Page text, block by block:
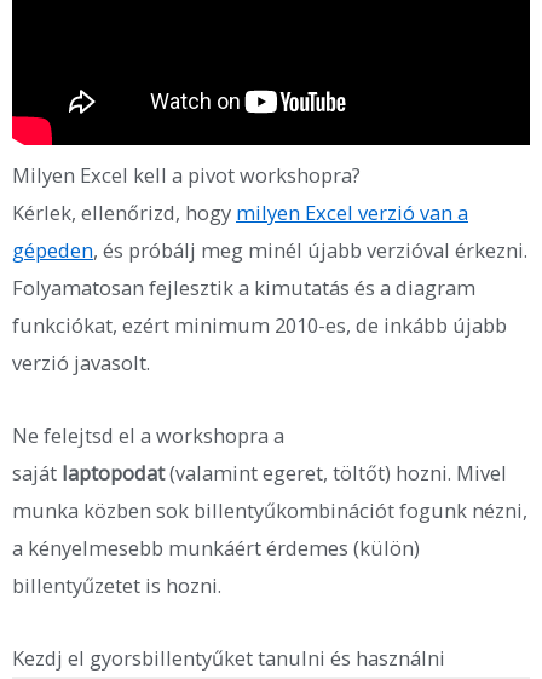
Milyen Excel kell a pivot workshopra?
Kérlek, ellenőrizd, hogy milyen Excel verzió van a
gépeden, és próbálj meg minél újabb verzióval érkezni.
Folyamatosan fejlesztik a kimutatás és a diagram
funkciókat, ezért minimum 2010-es, de inkább újabb
verzió javasolt.
Ne felejtsd el a workshopra a
saját laptopodat(valamint egeret, töltőt) hozni. Mivel
munka közben sok billentyűkombinációt fogunk nézni,
a kényelmesebb munkáért érdemes (külön)
billentyűzetet is hozni.
Kezdj el gyorsbillentyűket tanulni és használni